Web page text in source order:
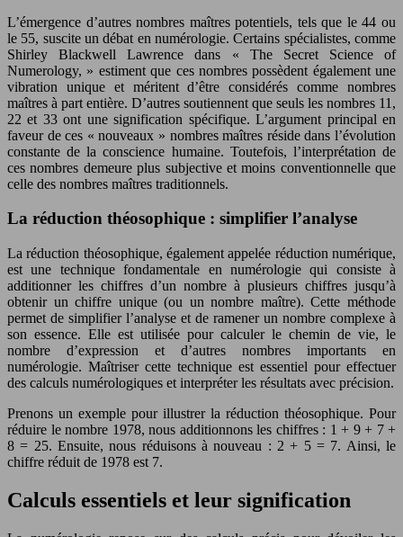
L’émergence d’autres nombres maîtres potentiels, tels que le 44 ou
le 55, suscite un débat en numérologie. Certains spécialistes, comme
Shirley Blackwell Lawrence dans « The Secret Science of
Numerology, » estiment que ces nombres possèdent également une
vibration unique et méritent d’être considérés comme nombres
maîtres à part entière. D’autres soutiennent que seuls les nombres 11,
22 et 33 ont une signification spécifique. L’argument principal en
faveur de ces « nouveaux » nombres maîtres réside dans l’évolution
constante de la conscience humaine. Toutefois, l’interprétation de
ces nombres demeure plus subjective et moins conventionnelle que
celle des nombres maîtres traditionnels.
La réduction théosophique : simplifier l’analyse
La réduction théosophique, également appelée réduction numérique,
est une technique fondamentale en numérologie qui consiste à
additionner les chiffres d’un nombre à plusieurs chiffres jusqu’à
obtenir un chiffre unique (ou un nombre maître). Cette méthode
permet de simplifier l’analyse et de ramener un nombre complexe à
son essence. Elle est utilisée pour calculer le chemin de vie, le
nombre d’expression et d’autres nombres importants en
numérologie. Maîtriser cette technique est essentiel pour effectuer
des calculs numérologiques et interpréter les résultats avec précision.
Prenons un exemple pour illustrer la réduction théosophique. Pour
réduire le nombre 1978, nous additionnons les chiffres : 1 + 9 + 7 +
8 = 25. Ensuite, nous réduisons à nouveau : 2 + 5 = 7. Ainsi, le
chiffre réduit de 1978 est 7.
Calculs essentiels et leur signification